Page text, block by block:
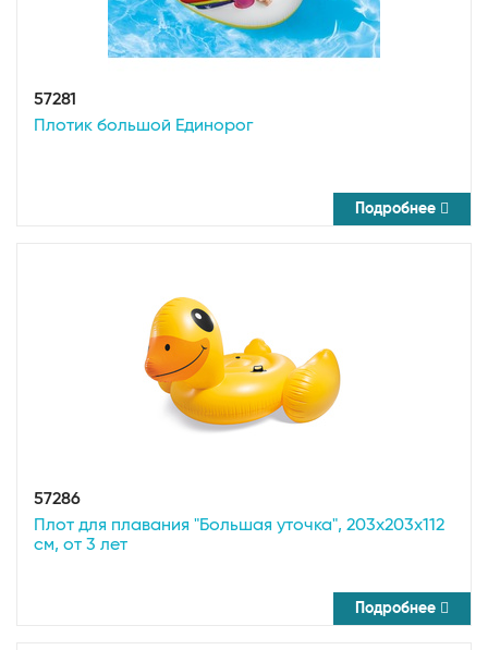
57281
Плотик большой Единорог
Подробнее
57286
Плот для плавания "Большая уточка", 203х203х112
см, от 3 лет
Подробнее